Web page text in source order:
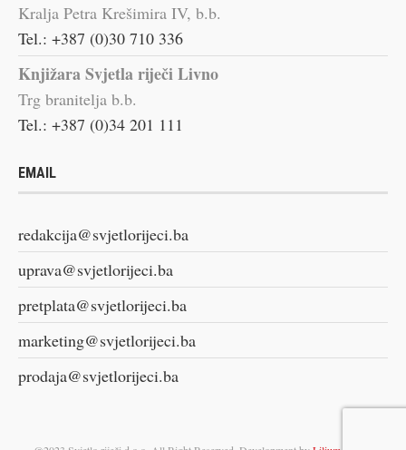
Kralja Petra Krešimira IV, b.b.
Tel.: +387 (0)30 710 336
Knjižara Svjetla riječi Livno
Trg branitelja b.b.
Tel.: +387 (0)34 201 111
EMAIL
redakcija@svjetlorijeci.ba
uprava@svjetlorijeci.ba
pretplata@svjetlorijeci.ba
marketing@svjetlorijeci.ba
prodaja@svjetlorijeci.ba